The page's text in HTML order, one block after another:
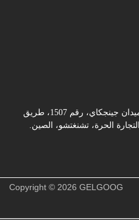
الطابق السابع، المبنى 8، ميدان جينجكاي، رقم 1507، طريق
الحرة، تشنغتشو، الصين.
Copyright © 2026 GELGOOG